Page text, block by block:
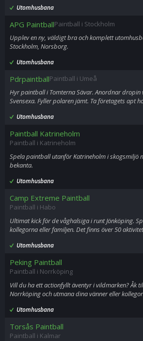
Utomhusbana
APG PaintballPaintball i Stockholm
Upplev en ny, väldigt bra och komplett
Stockholm, Norsborg.
Utomhusbana
PdrpaintballPaintball i Umeå
Hyr paintball i Tomterna Sävar. Anordnar dropin
Svensexa. Fyller polaren jämt. Ta företagets apt
Utomhusbana
Paintball Katrineholm
Paintball i Katrineholm
Spela paintball utanför Katrineholm i skogsmiljö
bekanta.
Utomhusbana
Camp Extreme Paintball
Paintball i Habo
Ultimat kick för de våghalsiga i runt Jönköping.
kollegorna eller familjen. Det finns över 50
Utomhusbana
Peking Paintball
Paintball i Norrköping
Vill du ha ett actionfyllt äventyr i vildmarken? Åk
Norrköping och utmana dina vänner eller
Utomhusbana
Torsås Paintball
Paintball i Kalmar